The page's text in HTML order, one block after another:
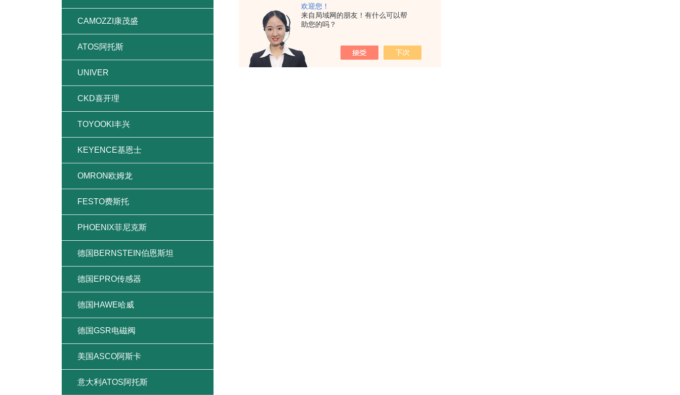
欢迎您！
来自局域网的朋友！有什么可以帮
助您的吗？
CAMOZZI康茂盛
ATOS阿托斯
UNIVER
CKD喜开理
TOYOOKI丰兴
KEYENCE基恩士
OMRON欧姆龙
FESTO费斯托
PHOENIX菲尼克斯
德国BERNSTEIN伯恩斯坦
德国EPRO传感器
德国HAWE哈威
德国GSR电磁阀
美国ASCO阿斯卡
意大利ATOS阿托斯